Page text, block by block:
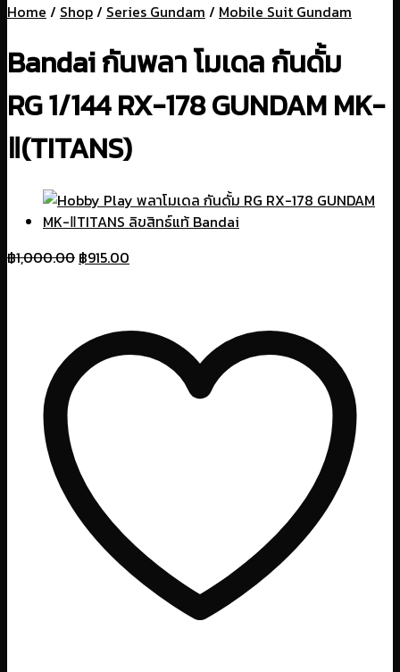
Home / Shop/ Series Gundam / Mobile Suit Gundam
Bandai กันพลา โมเดล กันดั้ม
RG 1/144 RX-178 GUNDAM MK-
Ⅱ(TITANS)
฿1,000.00 Original
฿915.00